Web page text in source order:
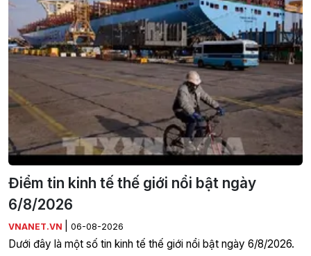
Điểm tin kinh tế thế giới nổi bật ngày
6/8/2026
VNANET.VN 06-08-2026
Dưới đây là một số tin kinh tế thế giới nổi bật ngày 6/8/2026.